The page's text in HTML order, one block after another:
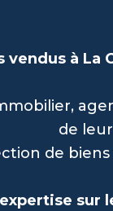
vendus à La
de
de
sur